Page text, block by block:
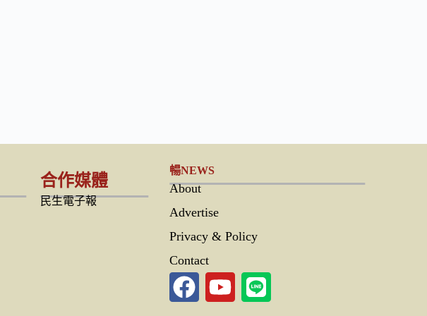
合作媒體
民生電子報
暢NEWS
About
Advertise
Privacy & Policy
Contact